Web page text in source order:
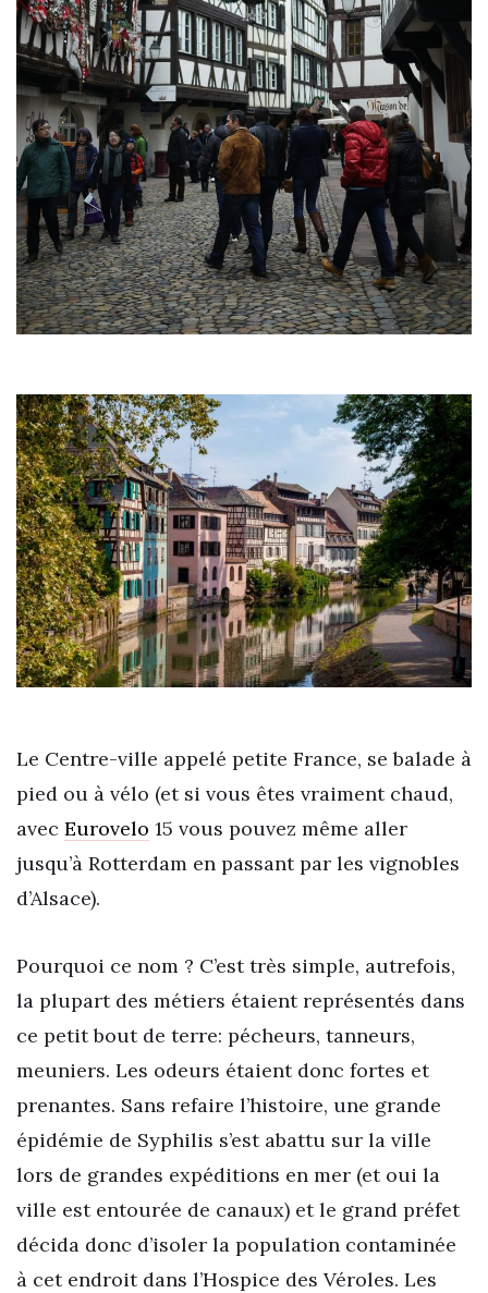
Le Centre-ville appelé petite France, se balade à
pied ou à vélo (et si vous êtes vraiment chaud,
avec Eurovelo 15 vous pouvez même aller
jusqu’à Rotterdam en passant par les vignobles
d’Alsace).
Pourquoi ce nom ? C’est très simple, autrefois,
la plupart des métiers étaient représentés dans
ce petit bout de terre: pécheurs, tanneurs,
meuniers. Les odeurs étaient donc fortes et
prenantes. Sans refaire l’histoire, une grande
épidémie de Syphilis s’est abattu sur la ville
lors de grandes expéditions en mer (et oui la
ville est entourée de canaux) et le grand préfet
décida donc d’isoler la population contaminée
à cet endroit dans l’Hospice des Véroles. Les